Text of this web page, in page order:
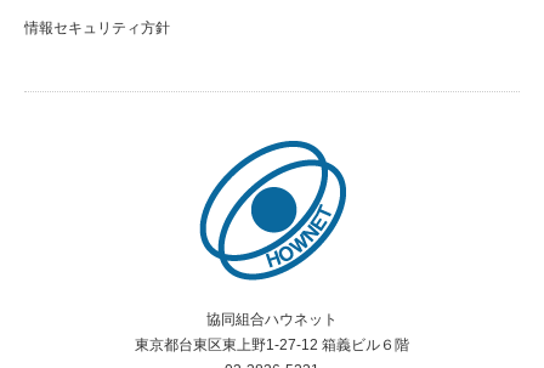
情報セキュリティ方針
協同組合ハウネット
東京都台東区東上野1-27-12 箱義ビル６階